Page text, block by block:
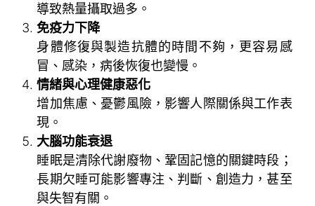
導致熱量攝取過多。
免疫力下降
身體修復與製造抗體的時間不夠，更容易感
冒、感染，病後恢復也變慢。
情緒與心理健康惡化
增加焦慮、憂鬱風險，影響人際關係與工作表
現。
大腦功能衰退
睡眠是清除代謝廢物、鞏固記憶的關鍵時段；
長期欠睡可能影響專注、判斷、創造力，甚至
與失智有關。